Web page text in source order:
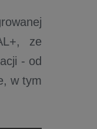
ze
- od
w tym